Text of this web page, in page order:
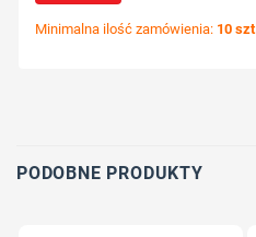
Minimalna ilość zamówienia: 10 szt
PODOBNE PRODUKTY